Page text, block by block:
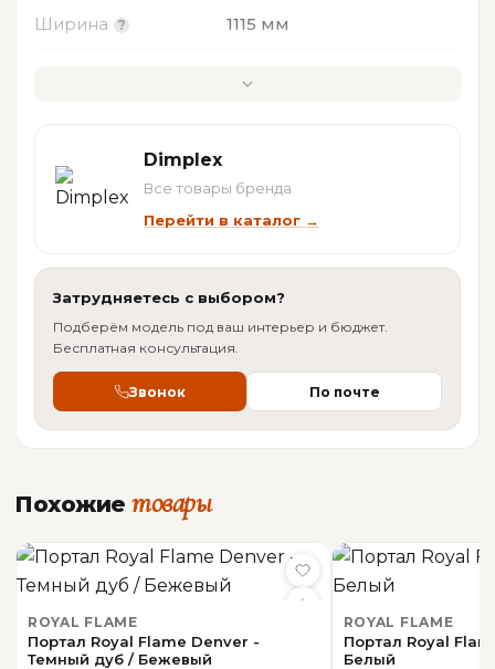
Сертификаты
Ширина 1115 мм
Очаг Gannon
Мощность 2 кВт
Материал МДФ, шпон
Электропитание 220 В
Страна-
ФУНКЦИОНАЛЬНОСТЬ
Обогреватель Есть
Dimplex
Все товары бренда
Перейти в каталог →
Затрудняетесь с выбором?
Подберём модель под ваш интерьер и бюджет.
Бесплатная консультация.
Звонок По почте
Похожие товары
ROYAL FLAME
Портал Royal Flame Denver -
Темный дуб / Бежевый
ROYAL FLAME
Портал Royal
Белый